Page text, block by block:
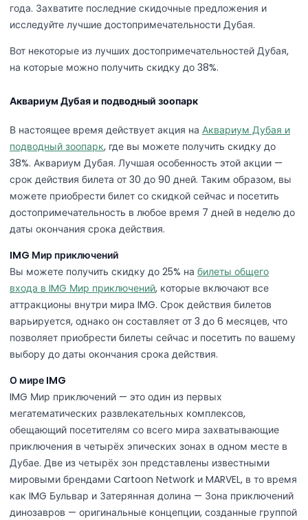
года. Захватите последние скидочные предложения и
исследуйте лучшие достопримечательности Дубая.
Вот некоторые из лучших достопримечательностей Дубая,
на которые можно получить скидку до 38%.
Аквариум Дубая и подводный зоопарк
В настоящее время действует акция на Аквариум Дубая и
подводный зоопарк, где вы можете получить скидку до
38%. Аквариум Дубая. Лучшая особенность этой акции —
срок действия билета от 30 до 90 дней. Таким образом, вы
можете приобрести билет со скидкой сейчас и посетить
достопримечательность в любое время 7 дней в неделю до
даты окончания срока действия.
IMG Мир приключений
Вы можете получить скидку до 25% на билеты общего
входа в IMG Мир приключений, которые включают все
аттракционы внутри мира IMG. Срок действия билетов
варьируется, однако он составляет от 3 до 6 месяцев, что
позволяет приобрести билеты сейчас и посетить по вашему
выбору до даты окончания срока действия.
О мире IMG
IMG Мир приключений — это один из первых
мегатематических развлекательных комплексов,
обещающий посетителям со всего мира захватывающие
приключения в четырёх эпических зонах в одном месте в
Дубае. Две из четырёх зон представлены известными
мировыми брендами Cartoon Network и MARVEL, в то время
как IMG Бульвар и Затерянная долина — Зона приключений
динозавров — оригинальные концепции, созданные группой